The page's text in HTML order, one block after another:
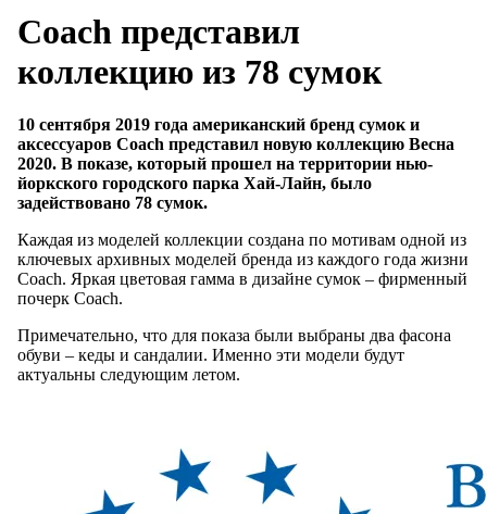
Coach представил
коллекцию из 78 сумок
10 сентября 2019 года американский бренд сумок и
аксессуаров Coach представил новую коллекцию Весна
2020. В показе, который прошел на территории нью-
йоркского городского парка Хай-Лайн, было
задействовано 78 сумок.
Каждая из моделей коллекции создана по мотивам одной из
ключевых архивных моделей бренда из каждого года жизни
Coach. Яркая цветовая гамма в дизайне сумок – фирменный
почерк Coach.
Примечательно, что для показа были выбраны два фасона
обуви – кеды и сандалии. Именно эти модели будут
актуальны следующим летом.